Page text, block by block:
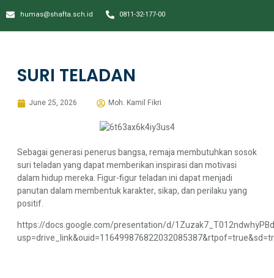
humas@shafta.sch.id 0811-32-177-00
SURI TELADAN
June 25, 2026 Moh. Kamil Fikri
Sebagai generasi penerus bangsa, remaja membutuhkan sosok
suri teladan yang dapat memberikan inspirasi dan motivasi
dalam hidup mereka. Figur-figur teladan ini dapat menjadi
panutan dalam membentuk karakter, sikap, dan perilaku yang
positif.
https://docs.google.com/presentation/d/